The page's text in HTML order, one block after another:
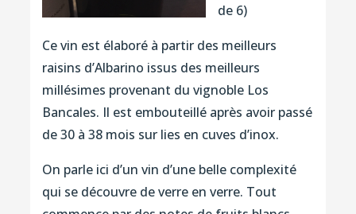
de 6)
Ce vin est élaboré à partir des meilleurs
raisins d’Albarino issus des meilleurs
millésimes provenant du vignoble Los
Bancales. Il est embouteillé après avoir passé
de 30 à 38 mois sur lies en cuves d’inox.
On parle ici d’un vin d’une belle complexité
qui se découvre de verre en verre. Tout